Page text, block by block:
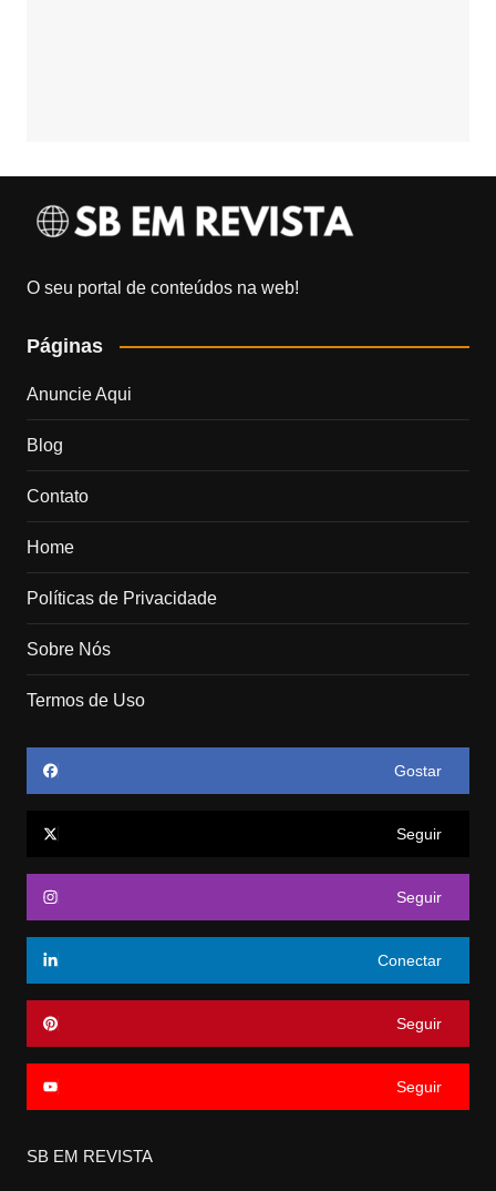
O seu portal de conteúdos na web!
Páginas
Anuncie Aqui
Blog
Contato
Home
Políticas de Privacidade
Sobre Nós
Termos de Uso
Gostar
Seguir
Seguir
Conectar
Seguir
Seguir
SB EM REVISTA